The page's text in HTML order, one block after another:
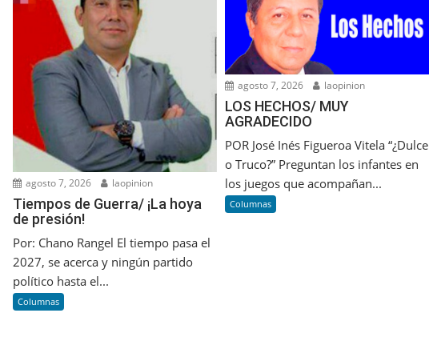
agosto 7, 2026 laopinion
Tiempos de Guerra/ ¡La hoya
de presión!
Por: Chano Rangel El tiempo pasa el
2027, se acerca y ningún partido
político hasta el...
Columnas
agosto 7, 2026 laopinion
LOS HECHOS/ MUY
AGRADECIDO
POR José Inés Figueroa Vitela “¿Dulce
o Truco?” Preguntan los infantes en
los juegos que acompañan...
Columnas